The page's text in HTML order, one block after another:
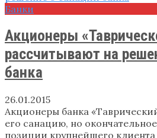
Банки
Акционеры
рассчитывают на
банка
26.01.2015
Акционеры банка
его санацию, но
позиции крупнейшего